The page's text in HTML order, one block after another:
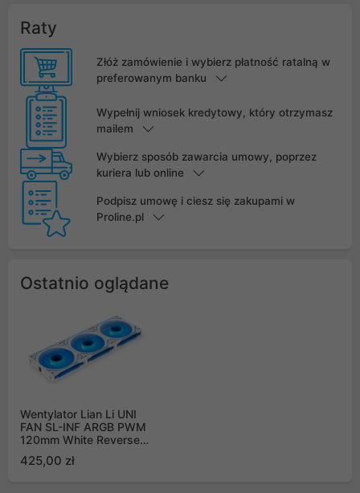
Raty
Złóż zamówienie i wybierz płatność ratalną w
preferowanym banku
Wypełnij wniosek kredytowy, który otrzymasz
mailem
Wybierz sposób zawarcia umowy, poprzez
kuriera lub online
Podpisz umowę i ciesz się zakupami w
Proline.pl
Ostatnio oglądane
Wentylator Lian Li UNI
FAN SL-INF ARGB PWM
120mm White Reverse
kontroler (12RSLIN3W)
425,00 zł